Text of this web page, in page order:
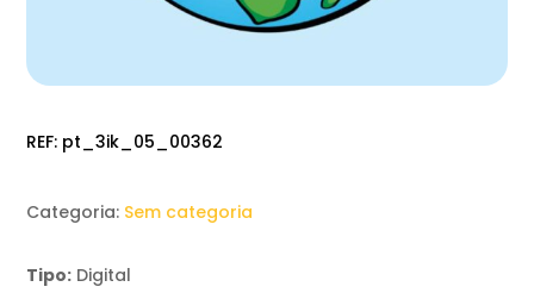
REF: pt_3ik_05_00362
Categoria: Sem categoria
Tipo: Digital